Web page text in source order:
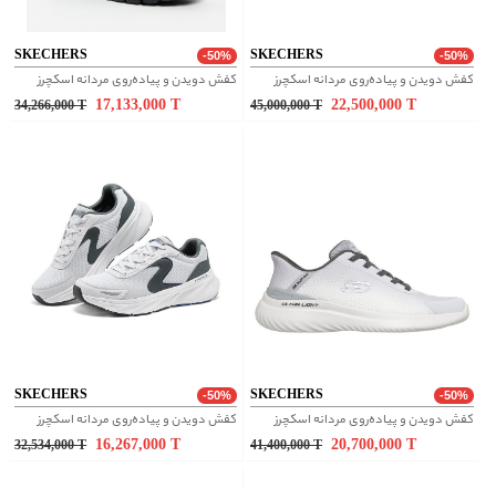
SKECHERS -50%
کفش دویدن و پیاده‌روی مردانه اسکچرز
34,266,000 T 17,133,000
SKECHERS -50%
کفش دویدن و پیاده‌روی مردانه اسکچرز
45,000,000 T 22,500,000
SKECHERS -50%
کفش دویدن و پیاده‌روی مردانه اسکچرز
32,534,000 T 16,267,000
SKECHERS -50%
کفش دویدن و پیاده‌روی مردانه اسکچرز
41,400,000 T 20,700,000